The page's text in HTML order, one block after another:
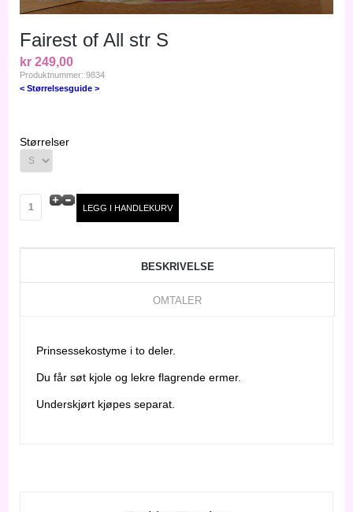
Fairest of All str S
kr 249,00
Produktnummer: 9834
< Størrelsesguide >
Størrelser
BESKRIVELSE
OMTALER
Prinsessekostyme i to deler.
Du får søt kjole og lekre flagrende ermer.
Underskjørt kjøpes separat.